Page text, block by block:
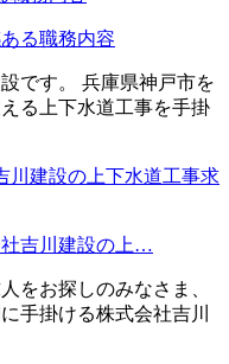
る職務内容
です。 兵庫県神戸市を
る上下水道工事を手掛
吉川建設の上…
をお探しのみなさま、
手掛ける株式会社吉川